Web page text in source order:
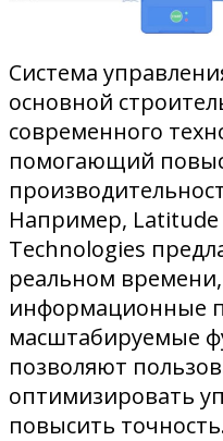
Система
основной
современного
помогающий
Например, Latitude
Technologies
реальном
информационные
масштабируемые
позволяют
оптимизировать
повысить